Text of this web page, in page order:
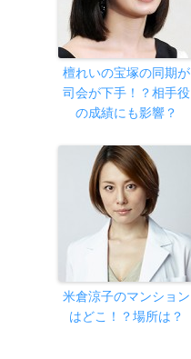
檀れいの宝塚の同期が
司会が下手！？相手役
の成績にも影響？
米倉涼子のマンション
はどこ！？場所は？